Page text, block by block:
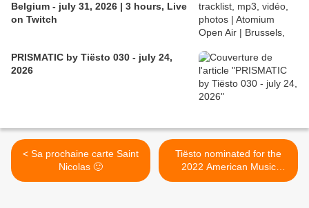
Belgium - july 31, 2026 | 3 hours, Live
on Twitch
PRISMATIC by Tiësto 030 - july 24,
2026
< Sa prochaine carte Saint
Nicolas 🙂
Tiësto nominated for the
2022 American Music
Awards, vote now ! results >